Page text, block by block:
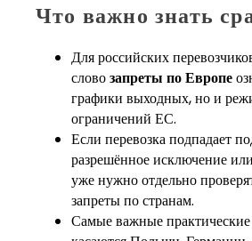
Что важно знать
Для российских
словозапреты по Европе
графики выходных, но и
ограничений ЕС.
Если перевозка подпадает
разрешённое исключение
уже нужно отдельно
запреты по странам.
Самые важные